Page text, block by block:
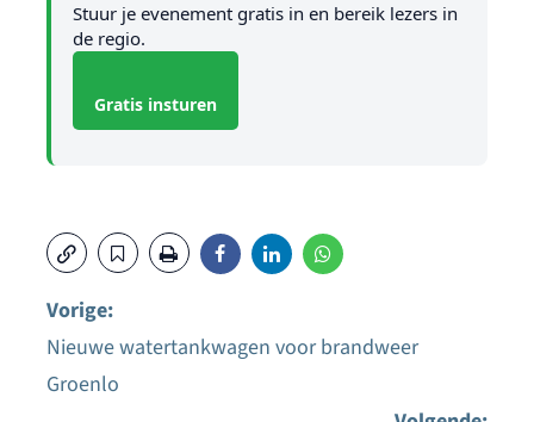
Stuur je evenement gratis in en bereik lezers in
de regio.
Gratis insturen
Bericht
Vorige:
Nieuwe watertankwagen voor brandweer
Groenlo